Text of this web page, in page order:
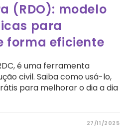
(RDO): modelo
para
forma eficiente
é uma ferramenta
civil. Saiba como usá-lo,
para melhorar o dia a dia
27/11/2025